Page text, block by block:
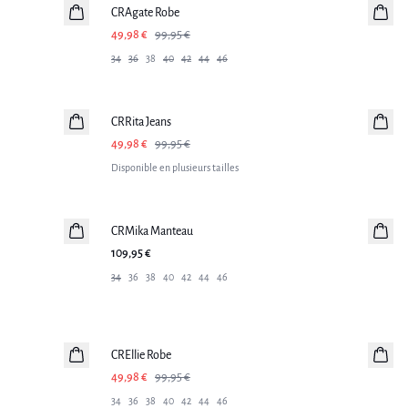
CRAgate Robe
49,98 € 99,95 €
34 36 38 40 42 44 46
CRRita Jeans
49,98 € 99,95 €
Disponible en plusieurs tailles
CRMika Manteau
109,95 €
34 36 38 40 42 44 46
CREllie Robe
49,98 € 99,95 €
34 36 38 40 42 44 46